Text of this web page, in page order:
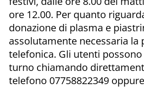
ore 12.00. Per quanto
donazione di plasma e
assolutamente necessaria la
telefonica. Gli utenti
turno chiamando
telefono 07758822349